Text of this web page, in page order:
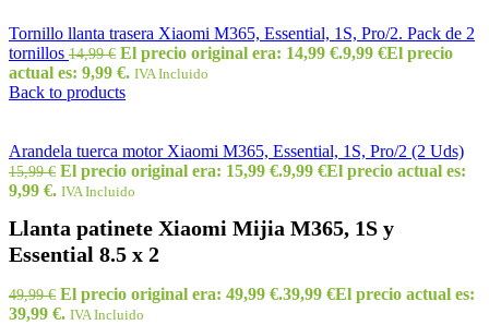
Tornillo llanta trasera Xiaomi M365, Essential, 1S, Pro/2. Pack de 2
tornillos 14,99€ El precio original era: 14,99 €.9,99 €El precio
actual es: 9,99 €. IVA Incluido
Back to products
Arandela tuerca motor Xiaomi M365, Essential, 1S, Pro/2 (2 Uds)
15,99€ El precio original era: 15,99 €.9,99 €El precio actual es:
9,99 €. IVA Incluido
Llanta patinete Xiaomi Mijia M365, 1S y
Essential 8.5 x 2
49,99€ El precio original era: 49,99 €.39,99 €El precio actual es:
39,99 €. IVA Incluido